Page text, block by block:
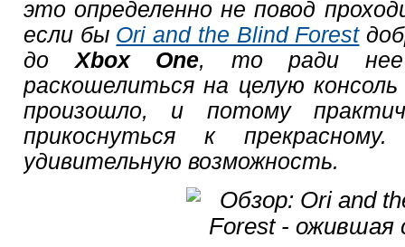
это определенно не повод
если бы Ori and the Blind Forest
до Xbox One, то ради
раскошелиться на целую
произошло, и потому
прикоснуться к
удивительную возможность.